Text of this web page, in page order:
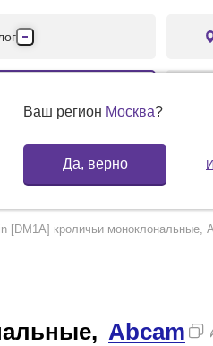
Производители
Партнеры
Контакты
Ваш регион Москва?
Да, верно
реактивы,
наборы
[DM1A] кроличьи моноклональные,
Abcam